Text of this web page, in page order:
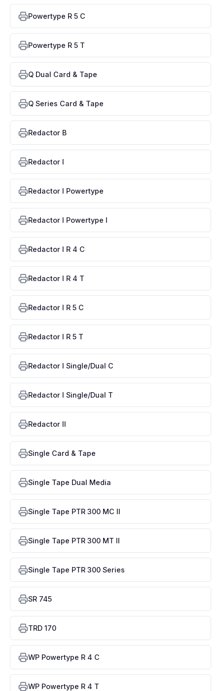
Powertype R 5 C
Powertype R 5 T
Q Dual Card & Tape
Q Series Card & Tape
Redactor B
Redactor I
Redactor I Powertype
Redactor I Powertype I
Redactor I R 4 C
Redactor I R 4 T
Redactor I R 5 C
Redactor I R 5 T
Redactor I Single/Dual C
Redactor I Single/Dual T
Redactor II
Single Card & Tape
Single Tape Dual Media
Single Tape PTR 300 MC II
Single Tape PTR 300 MT II
Single Tape PTR 300 Series
SR 745
TRD 170
WP Powertype R 4 C
WP Powertype R 4 T